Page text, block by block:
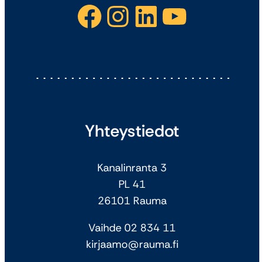
Facebook Instagram LinkedIn YouTube
Yhteystiedot
Kanalinranta 3
PL 41
26101 Rauma
Vaihde 02 834 11
kirjaamo@rauma.fi